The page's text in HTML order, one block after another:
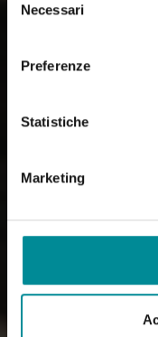
delNecessari
Preferenze
Statistiche
Marketing